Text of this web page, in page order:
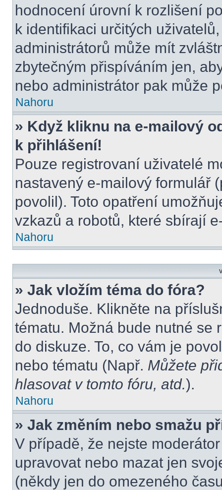
hodnocení úrovní k rozlišení
k identifikaci určitých
administrátorů může mít
zbytečným přispíváním jen,
nebo administrátor pak může
Nahoru
» Když kliknu na e-mailový
k přihlášení!
Pouze registrovaní uživatelé
nastavený e-mailový formulář
povolil). Toto opatření
vzkazů a robotů, které sbírají
Nahoru
» Jak vložím téma do fóra?
Jednoduše. Klikněte na
tématu. Možná bude nutné se
do diskuze. To, co vám je
nebo tématu (Např. Můžete
hlasovat v tomto fóru, atd.).
Nahoru
» Jak změním nebo smažu
V případě, že nejste
upravovat nebo mazat jen
(někdy jen do omezeného